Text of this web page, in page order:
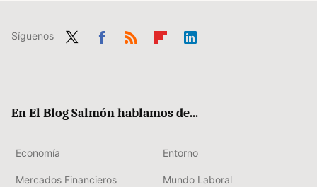
Síguenos
En El Blog Salmón hablamos de...
Economía Entorno
Mercados Financieros Mundo Laboral